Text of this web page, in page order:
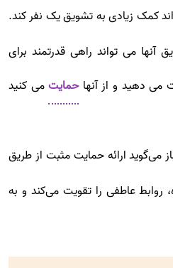
کمک زیادی به تشویق یک نفر کند.
می تواند راهی قدرتمند برای
می دهید و از آنهاحمایتمی کنید
می‌گوید ارائه حمایت مثبت از طریق
روابط عاطفی را تقویت می‌کند و به